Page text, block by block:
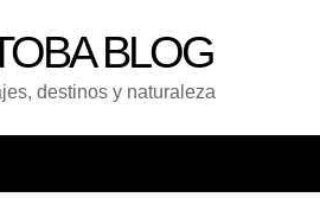
BLOG
destinos y naturaleza